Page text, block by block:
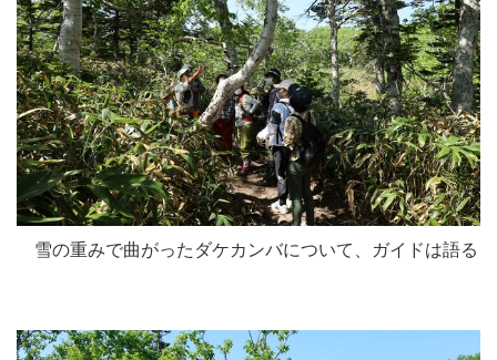
雪の重みで曲がったダケカンバについて、ガイドは語る